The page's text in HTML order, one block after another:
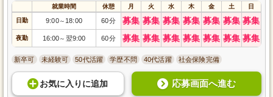
就業時間 休憩 月 火 水 木 金 土 日
日勤 9:00～ 18:00 60分 募集 募集 募集 募集 募集 募集 募集
夜勤 16:00～ 翌9:00 60分 募集 募集 募集 募集 募集 募集 募集
新卒可 未経験可 50代活躍 学歴不問 40代活躍 社会保険完備
お気に入り に追加 応募画面へ進む